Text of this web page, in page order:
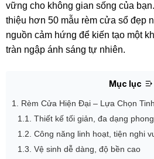
vững cho không gian sống của
thiệu hơn 50 mẫu rèm cửa sổ đẹp
nguồn cảm hứng để kiến tạo một
tràn ngập ánh sáng tự nhiên.
Mục lục
1. Rèm Cửa Hiện Đại – Lựa Chọn
1.1. Thiết kế tối giản, đa dạng
1.2. Công năng linh hoạt, tiện nghi
1.3. Vệ sinh dễ dàng, độ bền cao